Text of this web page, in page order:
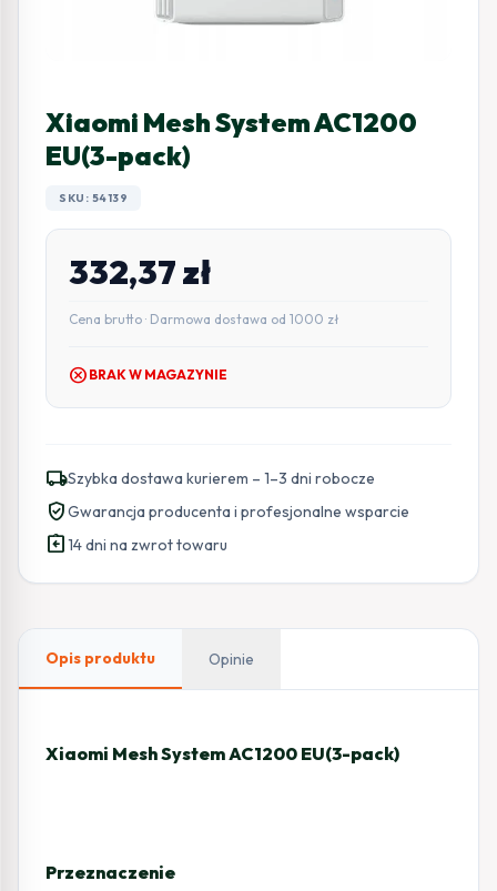
Xiaomi Mesh System AC1200
EU(3-pack)
SKU: 54139
332,37zł
Cena brutto · Darmowa dostawa od 1000 zł
cancel BRAK W MAGAZYNIE
local_shippingSzybka dostawa kurierem – 1–3 dni robocze
verified_userGwarancja producenta i profesjonalne wsparcie
assignment_return14 dni na zwrot towaru
Opis produktu Opinie
Xiaomi Mesh System AC1200 EU(3-pack)
Przeznaczenie